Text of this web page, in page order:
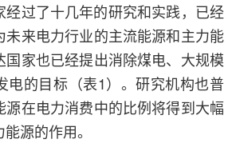
经过了十几年的研究和实践，已经
未来电力行业的主流能源和主力能
国家也已经提出消除煤电、大规模
电的目标（表1）。研究机构也普
源在电力消费中的比例将得到大幅
源的作用。